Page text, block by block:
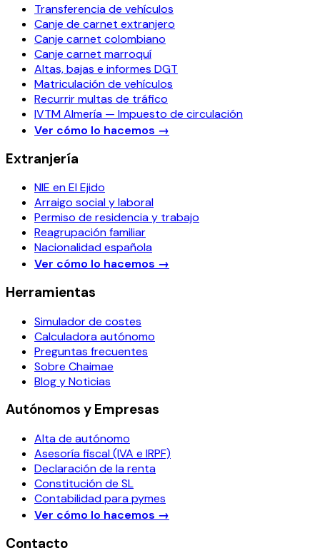
Transferencia de vehículos
Canje de carnet extranjero
Canje carnet colombiano
Canje carnet marroquí
Altas, bajas e informes DGT
Matriculación de vehículos
Recurrir multas de tráfico
IVTM Almería — Impuesto de circulación
Ver cómo lo hacemos →
Extranjería
NIE en El Ejido
Arraigo social y laboral
Permiso de residencia y trabajo
Reagrupación familiar
Nacionalidad española
Ver cómo lo hacemos →
Herramientas
Simulador de costes
Calculadora autónomo
Preguntas frecuentes
Sobre Chaimae
Blog y Noticias
Autónomos y Empresas
Alta de autónomo
Asesoría fiscal (IVA e IRPF)
Declaración de la renta
Constitución de SL
Contabilidad para pymes
Ver cómo lo hacemos →
Contacto